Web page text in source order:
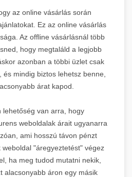
az online vásárlás során
Ez az online vásárlás
Az offline vásárlásnál több
hogy megtaláld a legjobb
azonban a többi üzlet csak
mindig biztos lehetsz benne,
árat kapod.
lehetőség van arra, hogy
weboldalak árait ugyanarra
ami hosszú távon pénzt
"áregyeztetést" végez
ha meg tudod mutatni nekik,
alacsonyabb áron egy másik